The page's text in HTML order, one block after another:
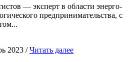
— эксперт в области энерго-
предпринимательства, с
2023 /Читать далее